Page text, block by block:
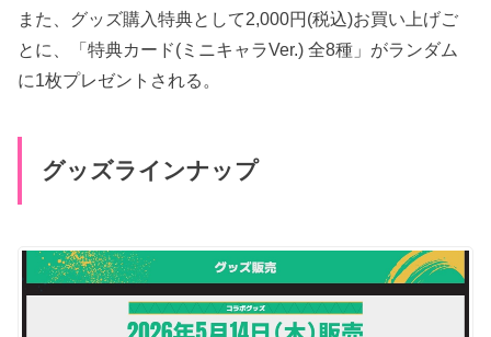
また、グッズ購入特典として2,000円(税込)お買い上げご
とに、「特典カード(ミニキャラVer.) 全8種」がランダム
に1枚プレゼントされる。
グッズラインナップ